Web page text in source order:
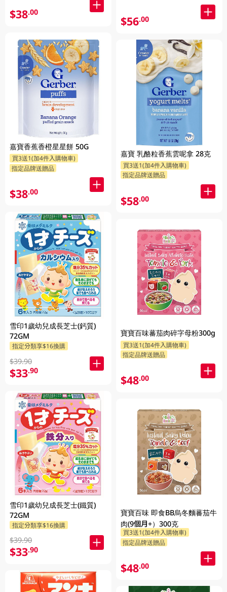
$38.00
嘉寶香蕉香橙星星餅 50G
買3送1(加4件入購物車)
指定品牌送贈品
$38.00
雪印1歲幼兒成長芝士(鈣質)
72GM
指定分類享$16換購
$39.90
$33.90
雪印1歲幼兒成長芝士(鐵質)
72GM
指定分類享$16換購
$39.90
$33.90
$56.00
嘉寶 乳酪粒香蕉雲呢拿 28克
買3送1(加4件入購物車)
指定品牌送贈品
$58.00
寶寶百味蕃茄肉碎字母粉300g
買3送1(加4件入購物車)
指定品牌送贈品
$48.00
寶寶百味 即食BB烏冬麵蕃茄牛
肉(9個月+）300克
買3送1(加4件入購物車)
指定品牌送贈品
$48.00